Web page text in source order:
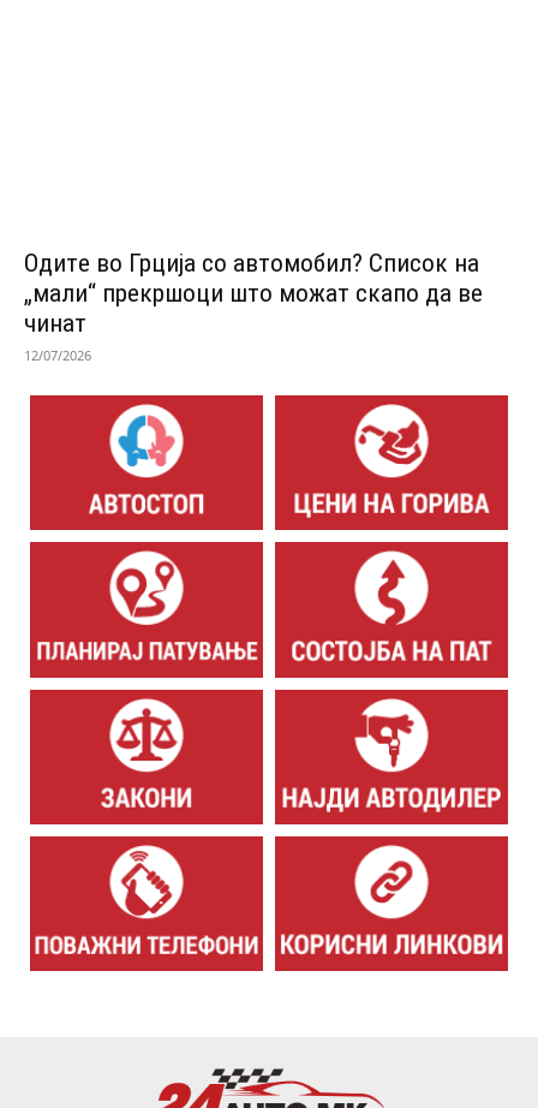
Одитe во Грција со автомобил? Список на
„мали“ прекршоци што можат скапо да ве
чинат
12/07/2026